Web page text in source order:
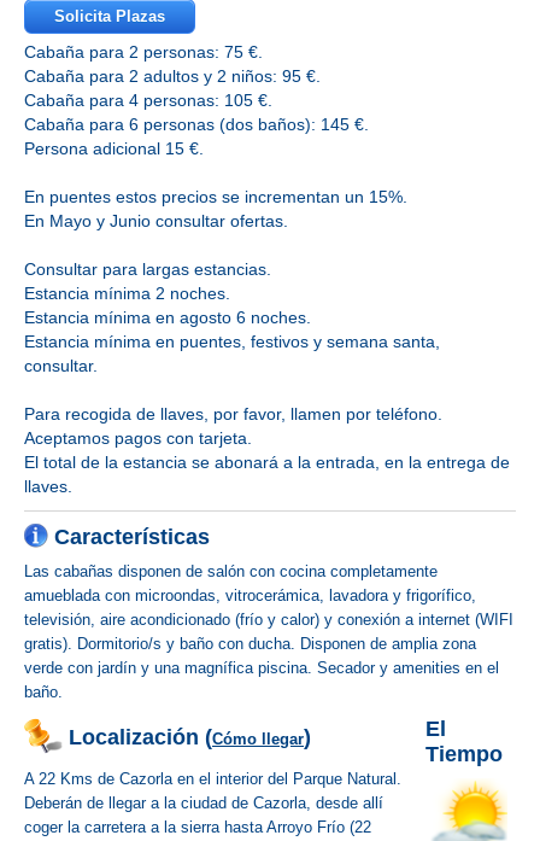
Solicita Plazas
Cabaña para 2 personas: 75 €.
Cabaña para 2 adultos y 2 niños: 95 €.
Cabaña para 4 personas: 105 €.
Cabaña para 6 personas (dos baños): 145 €.
Persona adicional 15 €.
En puentes estos precios se incrementan un 15%.
En Mayo y Junio consultar ofertas.
Consultar para largas estancias.
Estancia mínima 2 noches.
Estancia mínima en agosto 6 noches.
Estancia mínima en puentes, festivos y semana santa,
consultar.
Para recogida de llaves, por favor, llamen por teléfono.
Aceptamos pagos con tarjeta.
El total de la estancia se abonará a la entrada, en la entrega de
llaves.
Características
Las cabañas disponen de salón con cocina completamente
amueblada con microondas, vitrocerámica, lavadora y frigorífico,
televisión, aire acondicionado (frío y calor) y conexión a internet (WIFI
gratis). Dormitorio/s y baño con ducha. Disponen de amplia zona
verde con jardín y una magnífica piscina. Secador y amenities en el
baño.
Localización (Cómo llegar)
A 22 Kms de Cazorla en el interior del Parque Natural.
Deberán de llegar a la ciudad de Cazorla, desde allí
coger la carretera a la sierra hasta Arroyo Frío (22
El
Tiempo